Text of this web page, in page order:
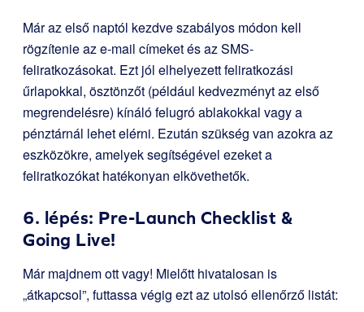
Már az első naptól kezdve szabályos módon kell
rögzítenie az e-mail címeket és az SMS-
feliratkozásokat. Ezt jól elhelyezett feliratkozási
űrlapokkal, ösztönzőt (például kedvezményt az első
megrendelésre) kínáló felugró ablakokkal vagy a
pénztárnál lehet elérni. Ezután szükség van azokra az
eszközökre, amelyek segítségével ezeket a
feliratkozókat hatékonyan elkövethetők.
6. lépés: Pre-Launch Checklist &
Going Live!
Már majdnem ott vagy! Mielőtt hivatalosan is
„átkapcsol”, futtassa végig ezt az utolsó ellenőrző listát: